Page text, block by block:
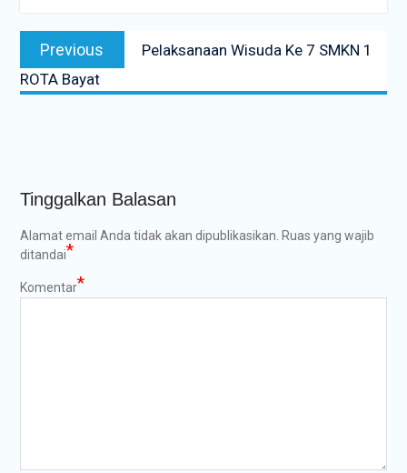
Navigasi
posPrevious
post:
Pelaksanaan Wisuda Ke 7 SMKN 1
ROTA Bayat
Tinggalkan Balasan
Alamat email Anda tidak akan dipublikasikan. Ruas yang wajib
ditandai*
Komentar*